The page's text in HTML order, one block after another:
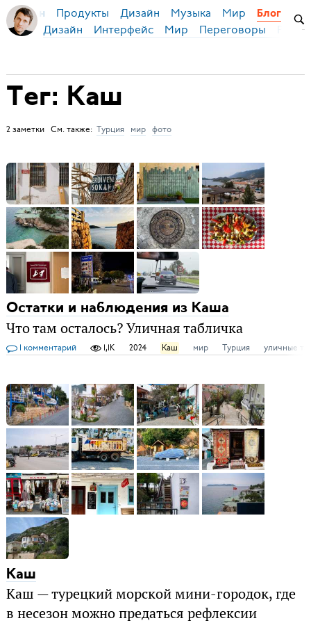
Бирман Продукты Дизайн Музыка Мир Блог
Дизайн Интерфейс Мир Переговоры
Тег: Каш
2 заметки См. также: Турция мир фото
Остатки и наблюдения из Каша
Что там осталось? Уличная табличка
1 комментарий 1,1K 2024 Каш мир Турция уличные
Каш
Каш — турецкий морской мини-городок, где
в несезон можно предаться рефлексии